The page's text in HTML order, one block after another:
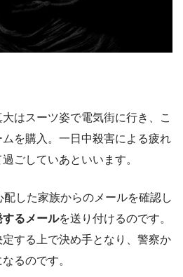
はスーツ姿で電気街に行き、こ
を購入。一日中殺害による疲れ
ごしていあといいます。
した家族からのメールを確認し
るメールを送り付けるのです。
する上で決め手となり、警察か
るのです。